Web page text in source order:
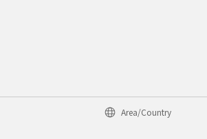
Area/Country